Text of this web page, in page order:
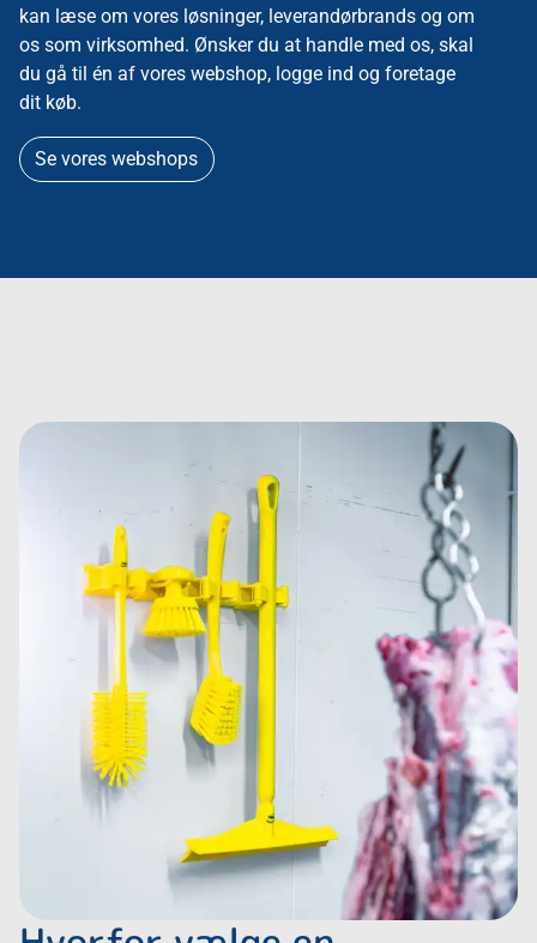
kan læse om vores løsninger, leverandørbrands og om
os som virksomhed. Ønsker du at handle med os, skal
du gå til én af vores webshop, logge ind og foretage
dit køb.
Se vores webshops